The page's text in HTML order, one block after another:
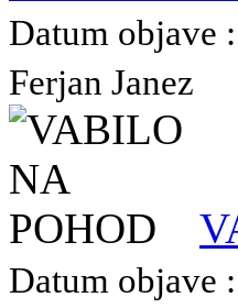
Datum objave
Ferjan Janez
Datum objave